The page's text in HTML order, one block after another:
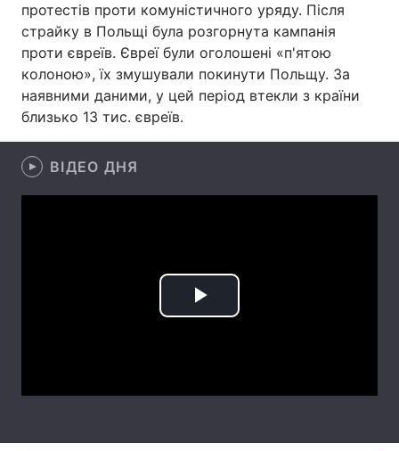
Техно і зв'язок Лайт
Зброя Інциденти
Здоров'я Туризм
Екологія
протестів проти комуністичного уряду. Після
страйку в Польщі була розгорнута кампанія
проти євреїв. Євреї були оголошені «п'ятою
колоною», їх змушували покинути Польщу. За
наявними даними, у цей період втекли з країни
близько 13 тис. євреїв.
ВІДЕО ДНЯ
Play